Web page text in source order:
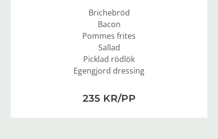
Brichebröd
Bacon
Pommes frites
Sallad
Picklad rödlök
Egengjord dressing
235 KR/PP